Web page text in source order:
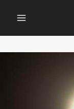
content